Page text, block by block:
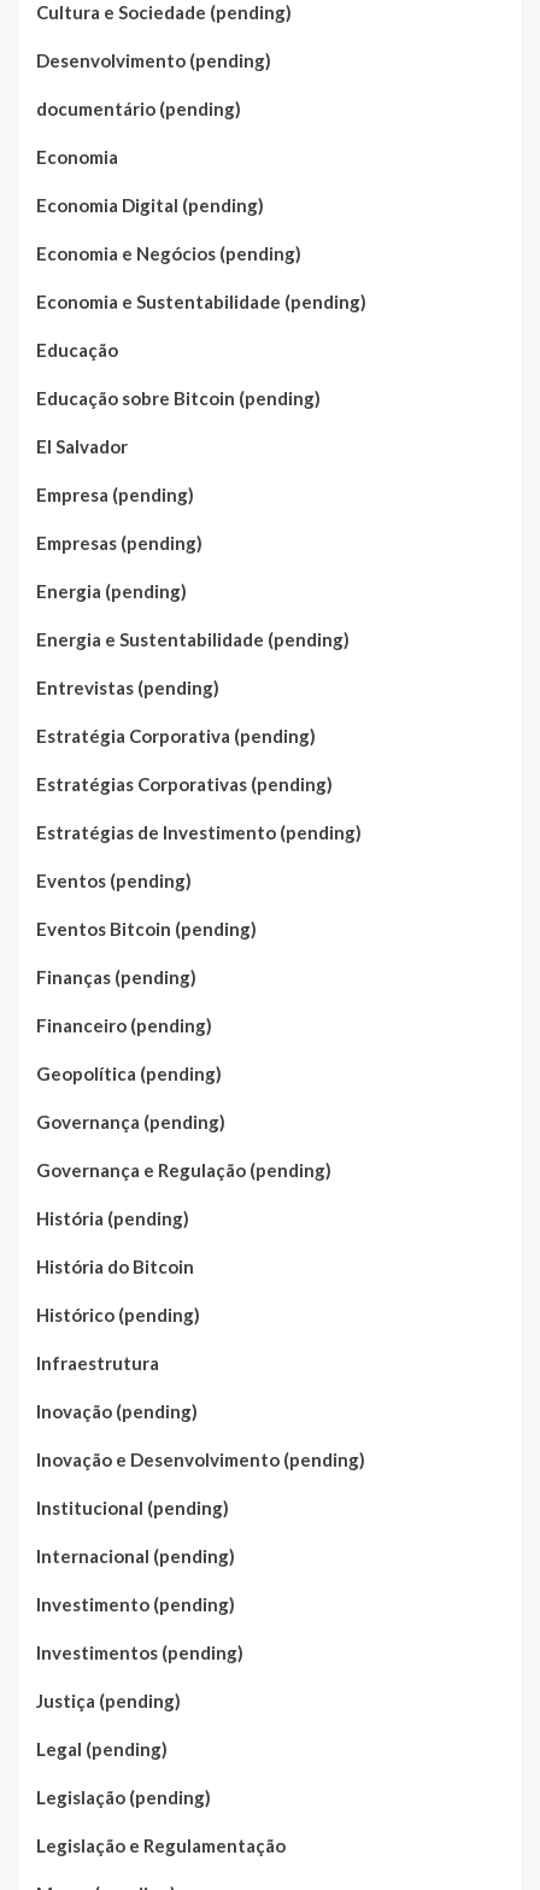
Cultura e Sociedade (pending)
Desenvolvimento (pending)
documentário (pending)
Economia
Economia Digital (pending)
Economia e Negócios (pending)
Economia e Sustentabilidade (pending)
Educação
Educação sobre Bitcoin (pending)
El Salvador
Empresa (pending)
Empresas (pending)
Energia (pending)
Energia e Sustentabilidade (pending)
Entrevistas (pending)
Estratégia Corporativa (pending)
Estratégias Corporativas (pending)
Estratégias de Investimento (pending)
Eventos (pending)
Eventos Bitcoin (pending)
Finanças (pending)
Financeiro (pending)
Geopolítica (pending)
Governança (pending)
Governança e Regulação (pending)
História (pending)
História do Bitcoin
Histórico (pending)
Infraestrutura
Inovação (pending)
Inovação e Desenvolvimento (pending)
Institucional (pending)
Internacional (pending)
Investimento (pending)
Investimentos (pending)
Justiça (pending)
Legal (pending)
Legislação (pending)
Legislação e Regulamentação